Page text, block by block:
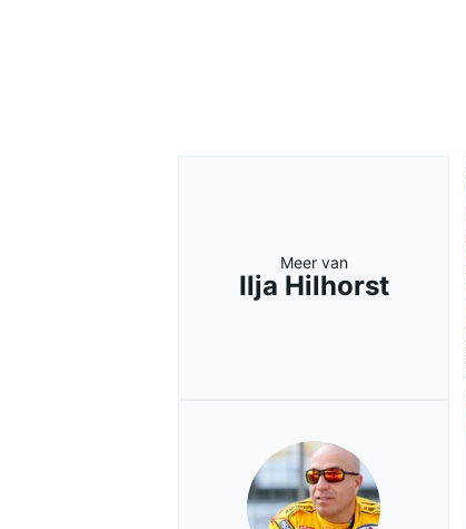
Meer van
Ilja Hilhorst